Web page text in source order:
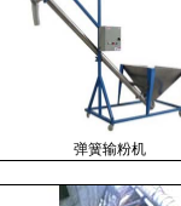
弹簧输粉机